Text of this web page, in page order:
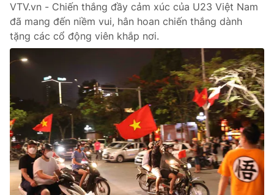
VTV.vn - Chiến thắng đầy cảm xúc của U23 Việt Nam
đã mang đến niềm vui, hân hoan chiến thắng dành
tặng các cổ động viên khắp nơi.